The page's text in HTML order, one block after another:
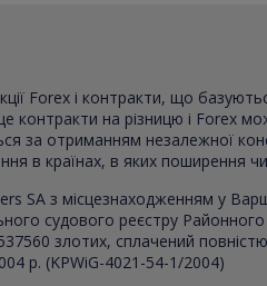
Forex і контракти, що
на різницю і Forex
за отриманням незалежної
в країнах, в яких поширення
SA з місцезнаходженням у
судового реєстру
злотих, сплачений
р. (KPWiG-4021-54-1/2004)